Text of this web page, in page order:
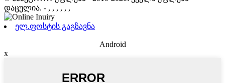
დაცულია. - , , , , , ,
ელ.ფოსტის გაგზავნა
Android
x